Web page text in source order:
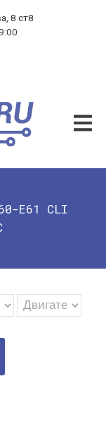
8 ст8
E61 CLI